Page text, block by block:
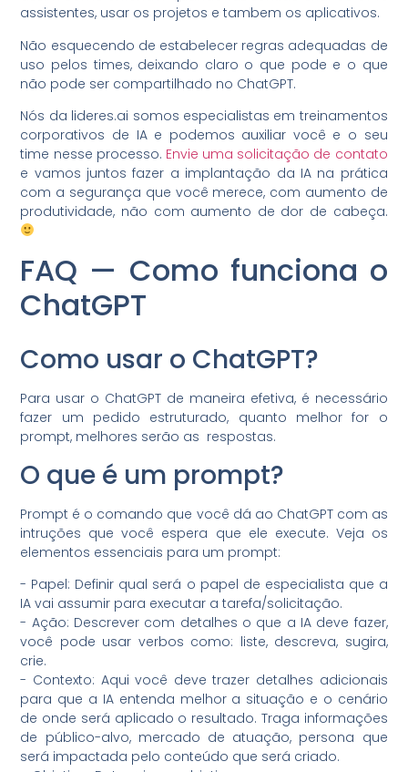
assistentes, usar os projetos e tambem os aplicativos.
Não esquecendo de estabelecer regras adequadas de
uso pelos times, deixando claro o que pode e o que
não pode ser compartilhado no ChatGPT.
Nós da lideres.ai somos especialistas em treinamentos
corporativos de IA e podemos auxiliar você e o seu
time nesse processo. Envie uma solicitação de contato
e vamos juntos fazer a implantação da IA na prática
com a segurança que você merece, com aumento de
produtividade, não com aumento de dor de cabeça.
FAQ — Como funciona o
ChatGPT
Como usar o ChatGPT?
Para usar o ChatGPT de maneira efetiva, é necessário
fazer um pedido estruturado, quanto melhor for o
prompt, melhores serão as respostas.
O que é um prompt?
Prompt é o comando que você dá ao ChatGPT com as
intruções que você espera que ele execute. Veja os
elementos essenciais para um prompt:
- Papel: Definir qual será o papel de especialista que a
IA vai assumir para executar a tarefa/solicitação.
- Ação: Descrever com detalhes o que a IA deve fazer,
você pode usar verbos como: liste, descreva, sugira,
crie.
- Contexto: Aqui você deve trazer detalhes adicionais
para que a IA entenda melhor a situação e o cenário
de onde será aplicado o resultado. Traga informações
de público-alvo, mercado de atuação, persona que
será impactada pelo conteúdo que será criado.